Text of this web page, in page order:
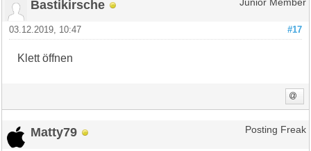
Bastikirsche Junior Member
#17
03.12.2019, 10:47
Klett öffnen
Matty79 Posting Freak